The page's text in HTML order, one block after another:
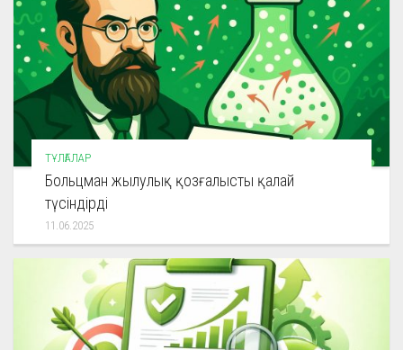
ТҰЛҒАЛАР
Больцман жылулық қозғалысты қалай
түсіндірді
11.06.2025